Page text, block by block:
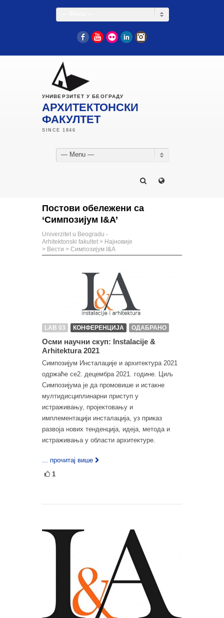
FacebookYouTube
Flickr LinkedIn
УНИВЕРЗИТЕТ У БЕОГРАДУ
АРХИТЕКТОНСКИ
ФАКУЛТЕТ
— Menu —
Постови обележени са
‘Симпозијум I&A’
Univerzitet u Beogradu -
Arhitektonski fakultet > Најновије
> Вести > Симпозијум I&A
LAB 03 КОНФЕРЕНЦИЈА ОДАБРАНО
Осми научни скуп: Instalacije &
Arhitektura 2021
Симпозијум Инсталације и архитектура 2021
одржаће се2. децембра 2021. године. Циљ
Симпозијума је да промовише и истакне
мултидисциплинарни приступ у
истраживању, пројектовању и
имплементацији инсталација, уз приказ
развоја нових тенденција, идеја, метода и
истраживања у области архитектуре.
... прочитај више
1